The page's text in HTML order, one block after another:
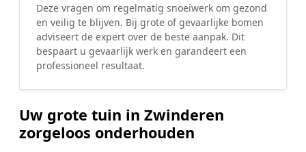
Deze vragen om regelmatig snoeiwerk om gezond
en veilig te blijven. Bij grote of gevaarlijke bomen
adviseert de expert over de beste aanpak. Dit
bespaart u gevaarlijk werk en garandeert een
professioneel resultaat.
Uw grote tuin in Zwinderen
zorgeloos onderhouden